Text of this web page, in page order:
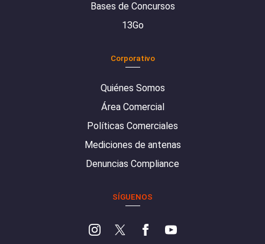
Bases de Concursos
13Go
Corporativo
Quiénes Somos
Área Comercial
Políticas Comerciales
Mediciones de antenas
Denuncias Compliance
SÍGUENOS